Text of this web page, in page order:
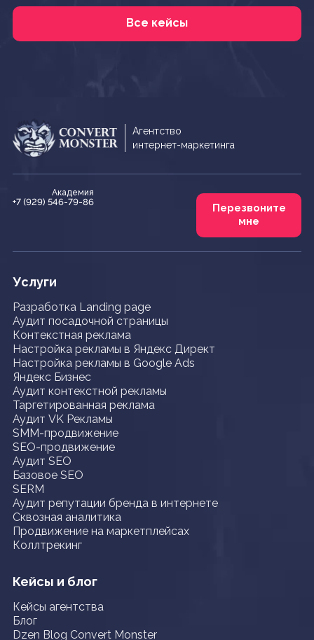
Все кейсы
Агентство
интернет-маркетинга
Академия
+7 (929) 546-79-86
Перезвоните
мне
Услуги
Разработка Landing page
Аудит посадочной страницы
Контекстная реклама
Настройка рекламы в Яндекс Директ
Настройка рекламы в Google Ads
Яндекс Бизнес
Аудит контекстной рекламы
Таргетированная реклама
Аудит VK Рекламы
SMM-продвижение
SEO-продвижение
Аудит SEO
Базовое SEO
SERM
Аудит репутации бренда в интернете
Сквозная аналитика
Продвижение на маркетплейсах
Коллтрекинг
Кейсы и блог
Кейсы агентства
Блог
Dzen Blog Convert Monster